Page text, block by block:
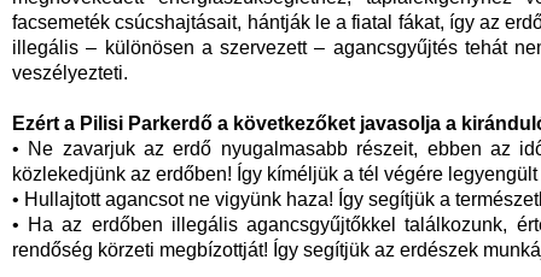
facsemeték csúcshajtásait, hántják le a fiatal fákat, így az
illegális – különösen a szervezett – agancsgyűjtés tehát
veszélyezteti.
Ezért a Pilisi Parkerdő a következőket javasolja a
• Ne zavarjuk az erdő nyugalmasabb részeit, ebben az
közlekedjünk az erdőben! Így kíméljük a tél végére
• Hullajtott agancsot ne vigyünk haza! Így segítjük a
• Ha az erdőben illegális agancsgyűjtőkkel találkozunk,
rendőség körzeti megbízottját! Így segítjük az erdészek